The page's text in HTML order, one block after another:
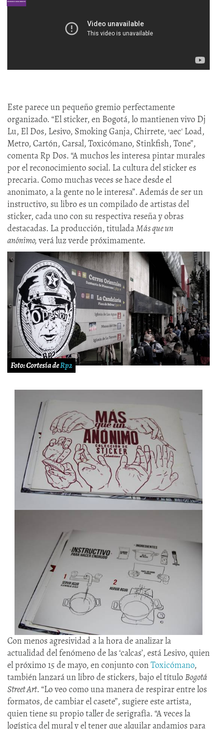
Este parece un pequeño gremio perfectamente
organizado. “El sticker, en Bogotá, lo mantienen vivo Dj
Lu, El Dos, Lesivo, Smoking Ganja, Chirrete, 'aec' Load,
Metro, Cartón, Carsal, Toxicómano, Stinkfish, Tone”,
comenta Rp Dos. “A muchos les interesa pintar murales
por el reconocimiento social. La cultura del sticker es
precaria. Como muchas veces se hace desde el
anonimato, a la gente no le interesa”. Además de ser un
instructivo, su libro es un compilado de artistas del
sticker, cada uno con su respectiva reseña y obras
destacadas. La producción, tituladaMás que un
anónimo,verá luz verde próximamente.
Foto: Cortesía deRp2
Con menos agresividad a la hora de analizar la
actualidad del fenómeno de las ‘calcas’, está Lesivo, quien
el próximo 15 de mayo, en conjunto conToxicómano,
también lanzará un libro de stickers, bajo el títuloBogotá
Street Art. “Lo veo como una manera de respirar entre los
formatos, de cambiar el casete”, sugiere este artista,
quien tiene su propio taller de serigrafía. “A veces la
logística del mural y el tener que alquilar andamios para